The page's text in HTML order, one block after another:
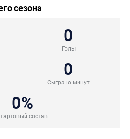
сезона
0
Голы
0
Сыграно минут
0%
состав